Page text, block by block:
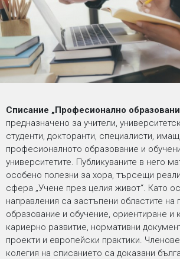
Списание „Професионално
предназначено за учители,
студенти, докторанти, специалисти,
професионалното образование и
университетите. Публикуваните в него
особено полезни за хора, търсещи
сфера „Учене през целия живот“. Като
направления са застъпени областите
образование и обучение, ориентиране и
кариерно развитие, нормативни
проекти и европейски практики.
колегия на списанието са доказани